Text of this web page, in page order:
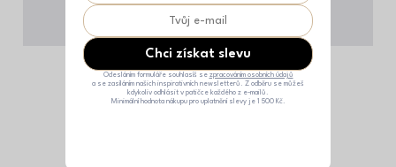
Chci získat slevu
Odesláním formuláře souhlasíš se zpracováním osobních údajů
a se zasíláním našich inspirativních newsletterů. Z odběru se můžeš
kdykoliv odhlásit v patičce každého z e-mailů.
Minimální hodnota nákupu pro uplatnění slevy je 1 500 Kč.